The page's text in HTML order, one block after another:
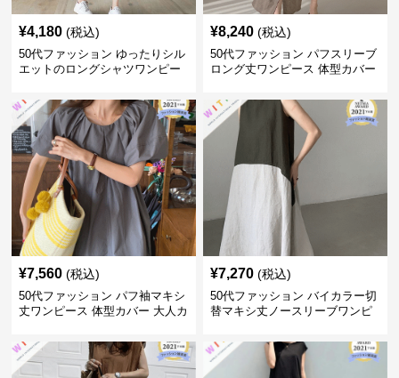
¥4,180 (税込)
50代ファッション ゆったりシル
エットのロングシャツワンピー
¥8,240 (税込)
50代ファッション パフスリーブ
ロング丈ワンピース 体型カバー
¥7,560 (税込)
50代ファッション パフ袖マキシ
丈ワンピース 体型カバー 大人カ
¥7,270 (税込)
50代ファッション バイカラー切
替マキシ丈ノースリーブワンピ